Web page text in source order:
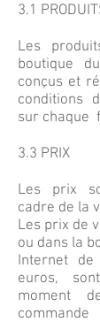
3.1
Les
boutique
conçus et
conditions
sur chaque
3.3 PRIX
Les prix
cadre de la
Les prix de
ou dans la
Internet
euros,
moment